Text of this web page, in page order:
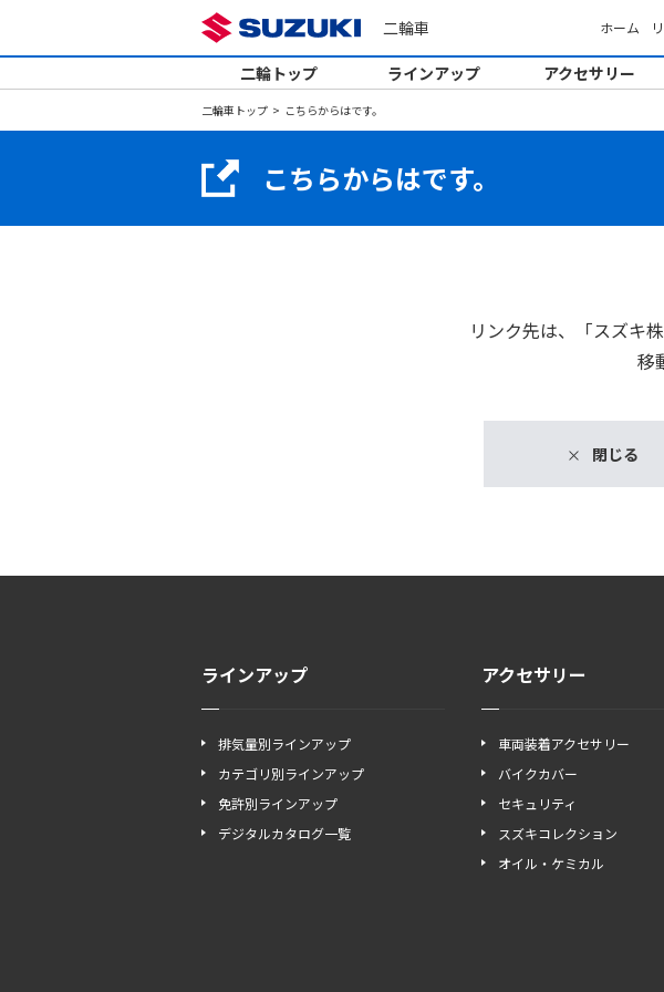
二輪車 ホーム
二輪トップ ラインアップ アクセサリー
二輪車トップ こちらからはです。
こちらからはです。
リンク先は、「スズキ
移
閉じる
ラインアップ
排気量別ラインアップ
カテゴリ別ラインアップ
免許別ラインアップ
デジタルカタログ一覧
アクセサリー
車両装着アクセサリー
バイクカバー
セキュリティ
スズキコレクション
オイル・ケミカル